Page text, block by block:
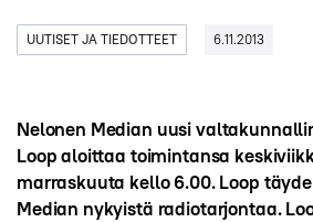
UUTISET JA TIEDOTTEET 6.11.2013
Nelonen Median uusi
Loop aloittaa toimintansa
marraskuuta kello 6.00. Loop
Median nykyistä radiotarjontaa.